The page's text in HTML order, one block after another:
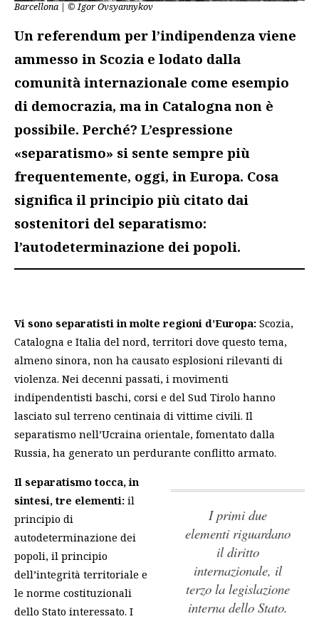
Barcellona | © Igor Ovsyannykov
Un referendum per l’indipendenza viene
ammesso in Scozia e lodato dalla
comunità internazionale come esempio
di democrazia, ma in Catalogna non è
possibile. Perché? L’espressione
«separatismo» si sente sempre più
frequentemente, oggi, in Europa. Cosa
significa il principio più citato dai
sostenitori del separatismo:
l’autodeterminazione dei popoli.
Vi sono separatisti in molte regioni d’Europa: Scozia,
Catalogna e Italia del nord, territori dove questo tema,
almeno sinora, non ha causato esplosioni rilevanti di
violenza. Nei decenni passati, i movimenti
indipendentisti baschi, corsi e del Sud Tirolo hanno
lasciato sul terreno centinaia di vittime civili. Il
separatismo nell’Ucraina orientale, fomentato dalla
Russia, ha generato un perdurante conflitto armato.
I primi due
elementi riguardano
il diritto
internazionale, il
terzo la legislazione
interna dello Stato.
Il separatismo tocca, in
sintesi, tre elementi: il
principio di
autodeterminazione dei
popoli, il principio
dell’integrità territoriale e
le norme costituzionali
dello Stato interessato. I